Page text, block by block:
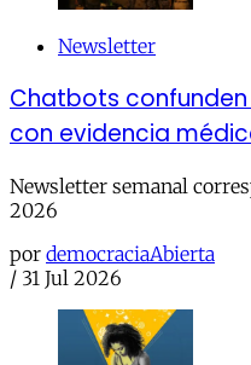
Newsletter
Chatbots
con evidencia
Newsletter semanal
2026
por democraciaAbierta
/ 31 Jul 2026